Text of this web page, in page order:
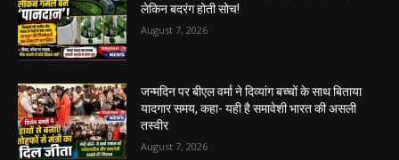
लेकिन बदरंग होती सोच!
August 7, 2026
जन्मदिन पर बीएल वर्मा ने दिव्यांग बच्चों के साथ बिताया
यादगार समय, कहा- यही है समावेशी भारत की असली
तस्वीर
August 7, 2026